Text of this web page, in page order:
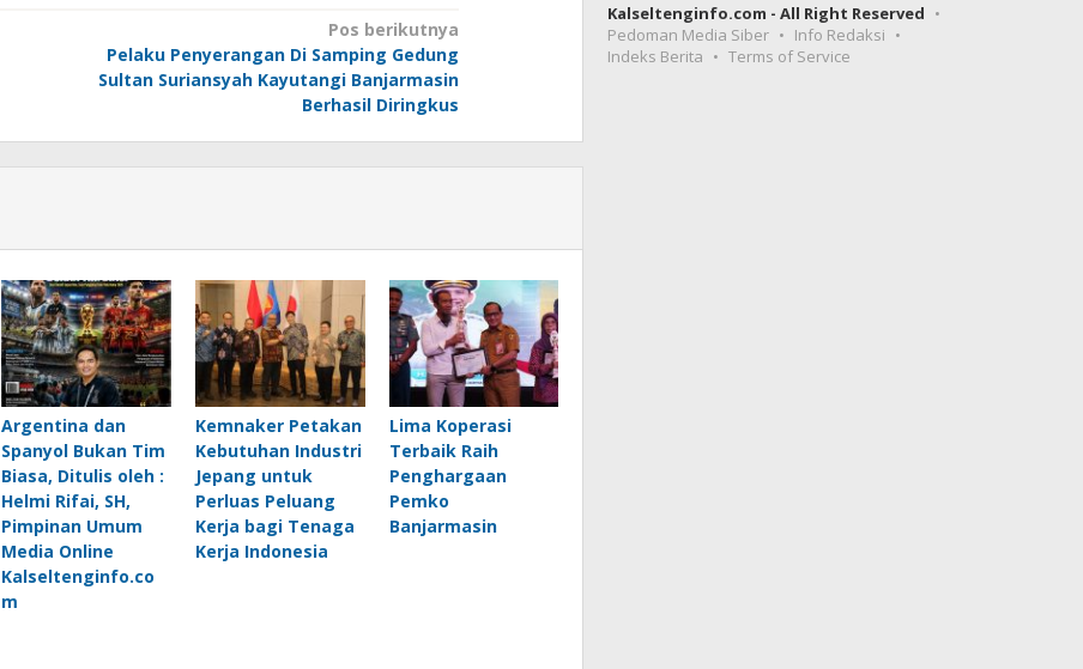
Pos berikutnya
Pelaku Penyerangan Di Samping Gedung
Sultan Suriansyah Kayutangi Banjarmasin
Berhasil Diringkus
Argentina dan
Spanyol Bukan Tim
Biasa, Ditulis oleh :
Helmi Rifai, SH,
Pimpinan Umum
Media Online
Kalseltenginfo.co
m
Kemnaker Petakan
Kebutuhan Industri
Jepang untuk
Perluas Peluang
Kerja bagi Tenaga
Kerja Indonesia
Lima Koperasi
Terbaik Raih
Penghargaan
Pemko
Banjarmasin
Kalseltenginfo.com - All Right Reserved
Pedoman Media Siber
Info Redaksi
Indeks Berita
Terms of Service